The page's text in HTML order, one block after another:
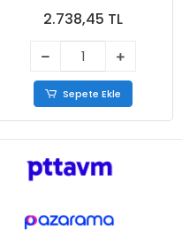
2.738,45 TL
Sepete Ekle